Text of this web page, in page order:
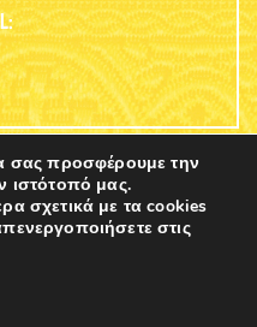
- Powered
σας προσφέρουμε την
ιστότοπό μας.
σχετικά με τα cookies
στις